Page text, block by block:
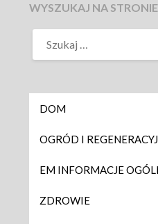
WYSZUKAJ NA STRONIE
DOM
OGRÓD I
EM INFORMACJE
ZDROWIE